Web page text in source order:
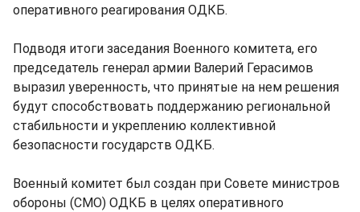
оперативного реагирования ОДКБ.
Подводя итоги заседания Военного комитета, его
председатель генерал армии Валерий Герасимов
выразил уверенность, что принятые на нем решения
будут способствовать поддержанию региональной
стабильности и укреплению коллективной
безопасности государств ОДКБ.
Военный комитет был создан при Совете министров
обороны (СМО) ОДКБ в целях оперативного